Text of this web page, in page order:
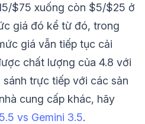
$75 xuống còn $5/$25 ở
giá đó kể từ đó, trong
giá vẫn tiếp tục cải
chất lượng của 4.8 với
trực tiếp với các sản
cung cấp khác, hãy
vs Gemini 3.5.